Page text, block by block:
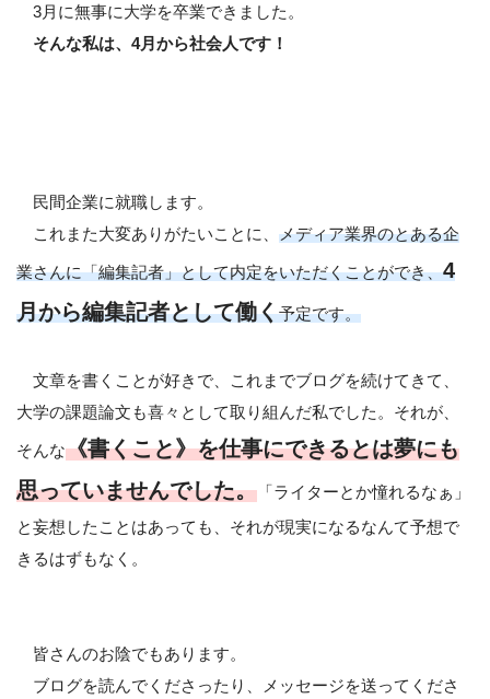
3月に無事に大学を卒業できました。
そんな私は、4月から社会人です！
民間企業に就職します。
これまた大変ありがたいことに、 メディア業界のとある企
業さんに「編集記者」として内定をいただくことができ、4
月から編集記者として働く予定です。
文章を書くことが好きで、これまでブログを続けてきて、
大学の課題論文も喜々として取り組んだ私でした。それが、
そんな《書くこと》を仕事にできるとは夢にも
思っていませんでした。 「ライターとか憧れるなぁ」
と妄想したことはあっても、それが現実になるなんて予想で
きるはずもなく。
皆さんのお陰でもあります。
ブログを読んでくださったり、メッセージを送ってくださ